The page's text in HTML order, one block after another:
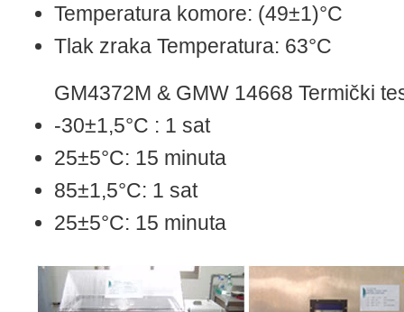
Temperatura komore: (49±1)°C
Tlak zraka Temperatura: 63°C
GM4372M & GMW 14668 Termički
-30±1,5°C : 1 sat
25±5°C: 15 minuta
85±1,5°C: 1 sat
25±5°C: 15 minuta